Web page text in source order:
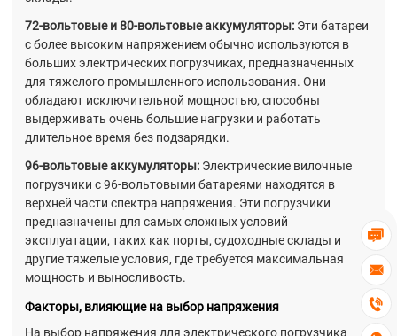



72-вольтовые и 80-вольтовые аккумуляторы: Эти батареи
с более высоким напряжением обычно используются в
больших электрических погрузчиках, предназначенных
для тяжелого промышленного использования. Они
обладают исключительной мощностью, способны
выдерживать очень большие нагрузки и работать
длительное время без подзарядки.
96-вольтовые аккумуляторы: Электрические вилочные
погрузчики с 96-вольтовыми батареями находятся в
верхней части спектра напряжения. Эти погрузчики
предназначены для самых сложных условий
эксплуатации, таких как порты, судоходные склады и
другие тяжелые условия, где требуется максимальная
мощность и выносливость.
Факторы, влияющие на выбор напряжения
На выбор напряжения для электрического погрузчика